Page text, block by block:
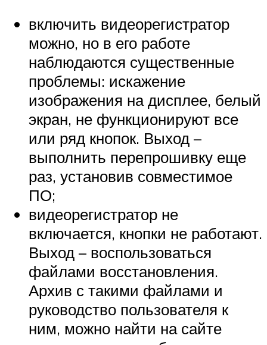
включить видеорегистратор
можно, но в его работе
наблюдаются существенные
проблемы: искажение
изображения на дисплее, белый
экран, не функционируют все
или ряд кнопок. Выход –
выполнить перепрошивку еще
раз, установив совместимое
ПО;
видеорегистратор не
включается, кнопки не работают.
Выход – воспользоваться
файлами восстановления.
Архив с такими файлами и
руководство пользователя к
ним, можно найти на сайте